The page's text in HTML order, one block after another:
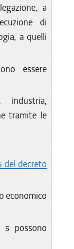
a
di
a quelli
essere
industria,
tramite le
del decreto
economico
possono